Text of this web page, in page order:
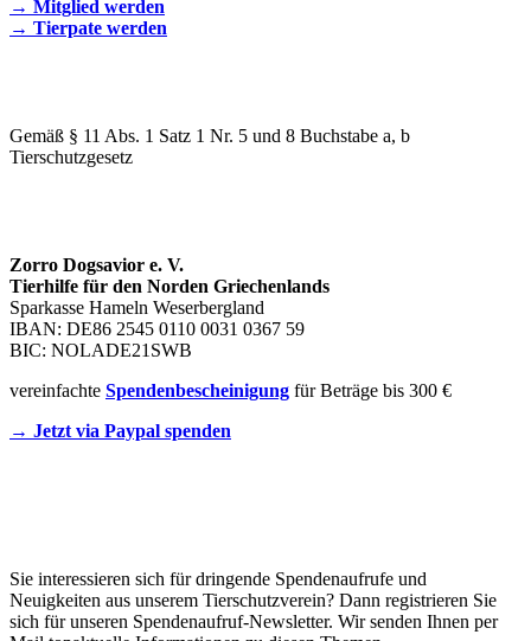
→ Mitglied werden
→ Tierpate werden
Gemäß § 11 Abs. 1 Satz 1 Nr. 5 und 8 Buchstabe a, b
Tierschutzgesetz
Zorro Dogsavior e. V.
Tierhilfe für den Norden Griechenlands
Sparkasse Hameln Weserbergland
IBAN: DE86 2545 0110 0031 0367 59
BIC: NOLADE21SWB
vereinfachte Spendenbescheinigung für Beträge bis 300 €
→ Jetzt via Paypal spenden
Sie interessieren sich für dringende Spendenaufrufe und
Neuigkeiten aus unserem Tierschutzverein? Dann registrieren Sie
sich für unseren Spendenaufruf-Newsletter. Wir senden Ihnen per